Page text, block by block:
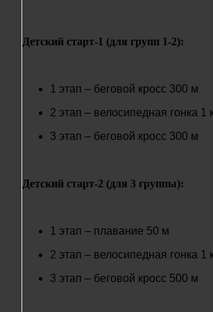
Детский старт-1 (для групп 1-2):
1 этап – беговой кросс 300 м
2 этап – велосипедная гонка 1
3 этап – беговой кросс 300 м
Детский старт-2 (для 3 группы):
1 этап – плавание 50 м
2 этап – велосипедная гонка 1
3 этап – беговой кросс 500 м